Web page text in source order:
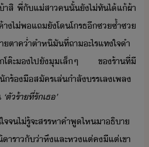
า​สิ​ ​พี่​ั​แ่​สา​ค​ั้​ั​ไ่ทั​ไ้​แ้ผ้า​
ไ่พ​แถ​ั​โ​โรธ​ี​ซ​ซ้ำ​ซ​
ตา​ค่ำ​ตำหิ​ั​ที่​ถา​ะไร​แทใจำ​
โต๊ะ​​ไป​ั​ุ​เล็​ๆ​ ​ข​ร้า​ที่​ี​
ร้​ืสัครเล่​ำลั​รรเล​เพล​
‘​ตั​ร้า​ที่รั​เธ​’
จ​จ​ไ่รู้​จะ​สรรหา​คำพู​ไห​า​ธิา​
า​ราั่า​หึ​และ​ห​แต่​คี​แต่​เขา​